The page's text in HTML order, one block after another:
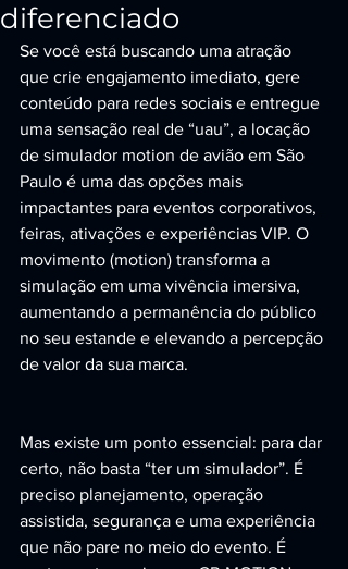
diferenciado
Se você está buscando uma atração
que crie engajamento imediato, gere
conteúdo para redes sociais e entregue
uma sensação real de “uau”, a locação
de simulador motion de avião em São
Paulo é uma das opções mais
impactantes para eventos corporativos,
feiras, ativações e experiências VIP. O
movimento (motion) transforma a
simulação em uma vivência imersiva,
aumentando a permanência do público
no seu estande e elevando a percepção
de valor da sua marca.
Mas existe um ponto essencial: para dar
certo, não basta “ter um simulador”. É
preciso planejamento, operação
assistida, segurança e uma experiência
que não pare no meio do evento. É